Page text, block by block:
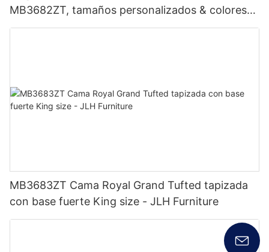
MB3682ZT, tamaños personalizados & colores
Precio de fábrica - Muebles JLH
MB3683ZT Cama Royal Grand Tufted tapizada
con base fuerte King size - JLH Furniture